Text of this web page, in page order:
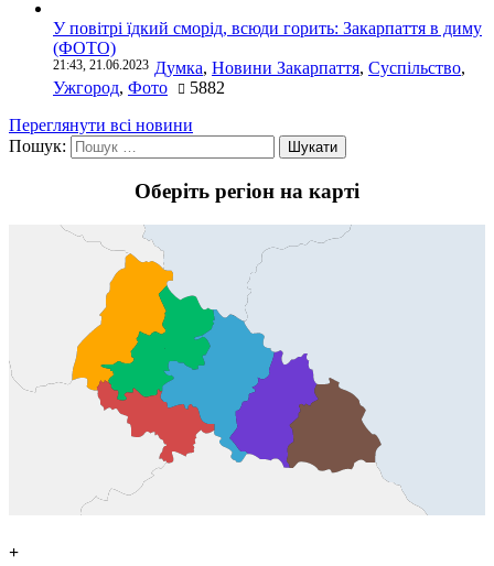
У повітрі їдкий сморід, всюди горить: Закарпаття в диму
(ФОТО)
21:43, 21.06.2023 Думка, Новини Закарпаття, Суспільство,
Ужгород, Фото
5882
Переглянути всі новини
Пошук:
Оберіть регіон на карті
+